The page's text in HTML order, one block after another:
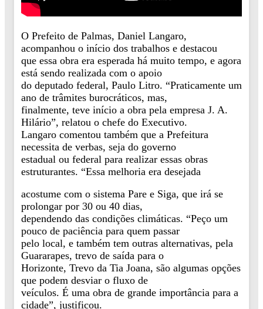
O Prefeito de Palmas, Daniel Langaro,
acompanhou o início dos trabalhos e destacou
que essa obra era esperada há muito tempo, e agora
está sendo realizada com o apoio
do deputado federal, Paulo Litro. “Praticamente um
ano de trâmites burocráticos, mas,
finalmente, teve início a obra pela empresa J. A.
Hilário”, relatou o chefe do Executivo.
Langaro comentou também que a Prefeitura
necessita de verbas, seja do governo
estadual ou federal para realizar essas obras
estruturantes. “Essa melhoria era desejada
acostume com o sistema Pare e Siga, que irá se
prolongar por 30 ou 40 dias,
dependendo das condições climáticas. “Peço um
pouco de paciência para quem passar
pelo local, e também tem outras alternativas, pela
Guararapes, trevo de saída para o
Horizonte, Trevo da Tia Joana, são algumas opções
que podem desviar o fluxo de
veículos. É uma obra de grande importância para a
cidade”, justificou.